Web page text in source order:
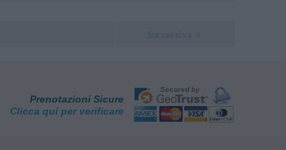
Prenotazioni Sicure
Clicca qui per verificare